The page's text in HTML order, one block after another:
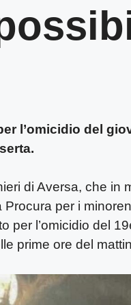
l’omicidio del
di Aversa, che in
per i
per l’omicidio del
prime ore del